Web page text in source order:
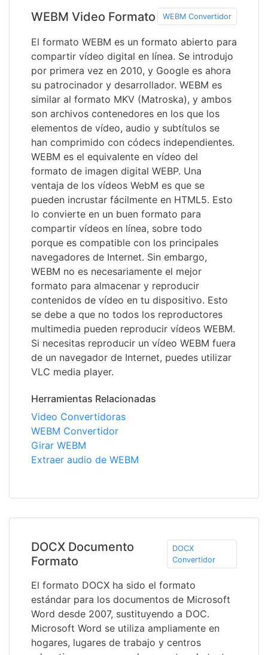
WEBM Video Formato WEBM Convertidor
El formato WEBM es un formato abierto para
compartir vídeo digital en línea. Se introdujo
por primera vez en 2010, y Google es ahora
su patrocinador y desarrollador. WEBM es
similar al formato MKV (Matroska), y ambos
son archivos contenedores en los que los
elementos de vídeo, audio y subtítulos se
han comprimido con códecs independientes.
WEBM es el equivalente en vídeo del
formato de imagen digital WEBP. Una
ventaja de los vídeos WebM es que se
pueden incrustar fácilmente en HTML5. Esto
lo convierte en un buen formato para
compartir vídeos en línea, sobre todo
porque es compatible con los principales
navegadores de Internet. Sin embargo,
WEBM no es necesariamente el mejor
formato para almacenar y reproducir
contenidos de vídeo en tu dispositivo. Esto
se debe a que no todos los reproductores
multimedia pueden reproducir vídeos WEBM.
Si necesitas reproducir un vídeo WEBM fuera
de un navegador de Internet, puedes utilizar
VLC media player.
Herramientas Relacionadas
Video Convertidoras
WEBM Convertidor
Girar WEBM
Extraer audio de WEBM
DOCX Documento
Formato
DOCX
Convertidor
El formato DOCX ha sido el formato
estándar para los documentos de Microsoft
Word desde 2007, sustituyendo a DOC.
Microsoft Word se utiliza ampliamente en
hogares, lugares de trabajo y centros